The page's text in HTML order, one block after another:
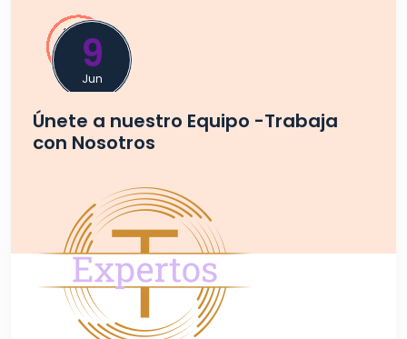
9
Jun
Únete a nuestro Equipo -Trabaja
con Nosotros